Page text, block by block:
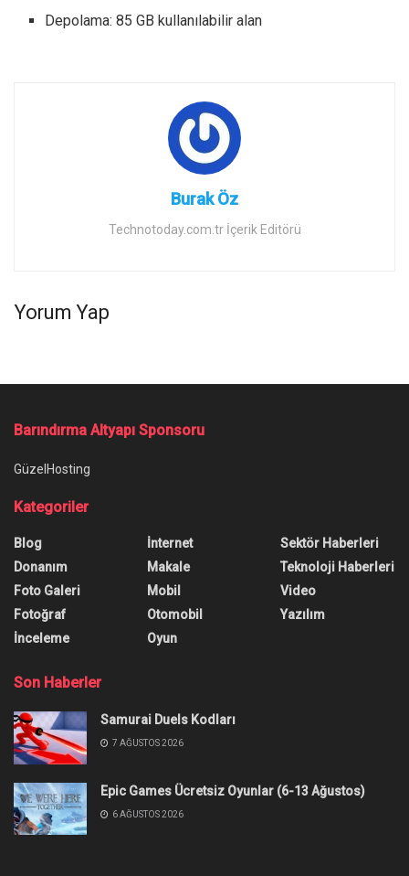
Depolama: 85 GB kullanılabilir alan
Burak Öz
Technotoday.com.tr İçerik Editörü
Yorum Yap
Barındırma Altyapı Sponsoru
GüzelHosting
Kategoriler
Blog
Donanım
Foto Galeri
Fotoğraf
İnceleme
İnternet
Makale
Mobil
Otomobil
Oyun
Sektör Haberleri
Teknoloji Haberleri
Video
Yazılım
Son Haberler
Samurai Duels Kodları
7 AĞUSTOS 2026
Epic Games Ücretsiz Oyunlar (6-13 Ağustos)
6 AĞUSTOS 2026